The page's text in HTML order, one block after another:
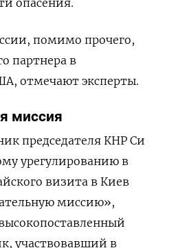
помимо прочего,
партнера в
отмечают эксперты.
миссия
председателя КНР Си
урегулированию в
визита в Киев
миссию»,
участвовавший в